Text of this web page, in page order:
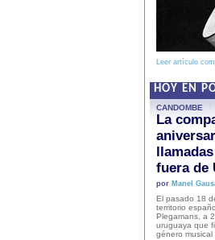
Leer artículo
HOY EN
CANDOMBE
La
fuera de
por Manel
El pasado 18
territorio
Plegamans, a
uruguaya que
género musical